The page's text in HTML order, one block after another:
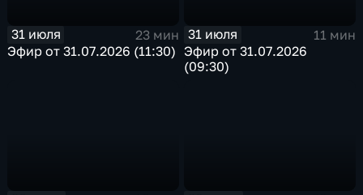
31 июля
23 мин
Эфир от 31.07.2026 (11:30)
31 июля
11 мин
Эфир от 31.07.2026
(09:30)